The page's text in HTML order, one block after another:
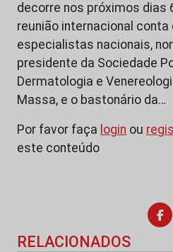
decorre nos próximos dias
reunião internacional
especialistas nacionais,
presidente da Sociedade
Dermatologia e
Massa, e o bastonário da…
Por favor faça login ou
este conteúdo
RELACIONADOS